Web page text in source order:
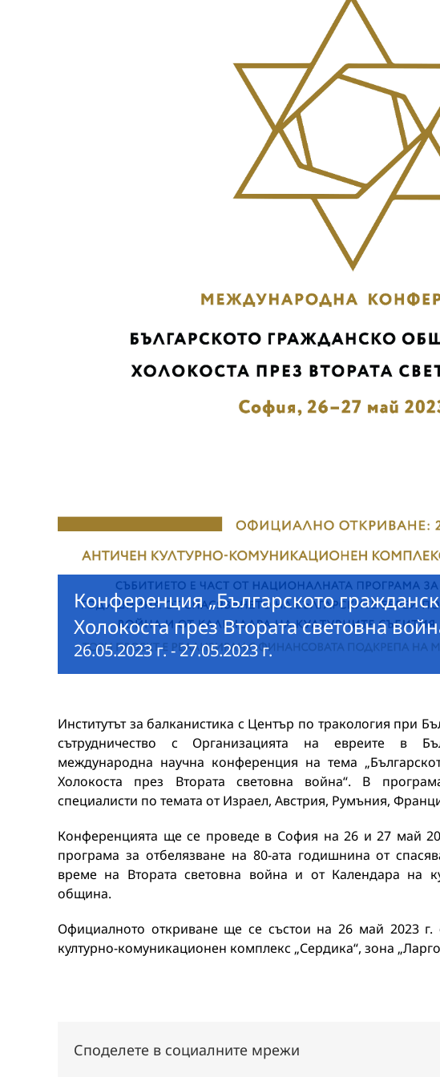
Конференция „Българското
Холокоста през Втората световна
26.05.2023 г.-27.05.2023 г.
Институтът за балканистика с Център по тракология при
сътрудничество с Организацията на евреите в
международна научна конференция на тема
Холокоста през Втората световна война“. В
специалисти по темата от Израел, Австрия, Румъния,
Конференцията ще се проведе в София на 26 и 27 май
програма за отбелязване на 80-ата годишнина от
време на Втората световна война и от Календара на
община.
Официалното откриване ще се състои на 26 май 2023 г.
културно-комуникационен комплекс „Сердика“, зона
Споделете в социалните мрежи